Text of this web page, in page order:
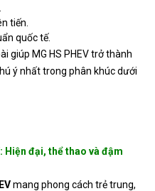
tiến.
quốc tế.
giúp MG HS PHEV trở thành
ý nhất trong phân khúc dưới
Hiện đại, thể thao và đậm
mang phong cách trẻ trung,